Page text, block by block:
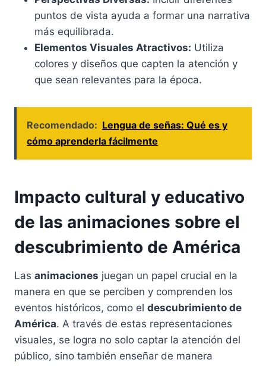
puntos de vista ayuda a formar una narrativa
más equilibrada.
Elementos Visuales Atractivos: Utiliza
colores y diseños que capten la atención y
que sean relevantes para la época.
Recomendado: Lengua de señas: Qué es y
cómo aprenderla fácilmente
Impacto cultural y educativo
de las animaciones sobre el
descubrimiento de América
Las animaciones juegan un papel crucial en la
manera en que se perciben y comprenden los
eventos históricos, como el descubrimiento de
América. A través de estas representaciones
visuales, se logra no solo captar la atención del
público, sino también enseñar de manera